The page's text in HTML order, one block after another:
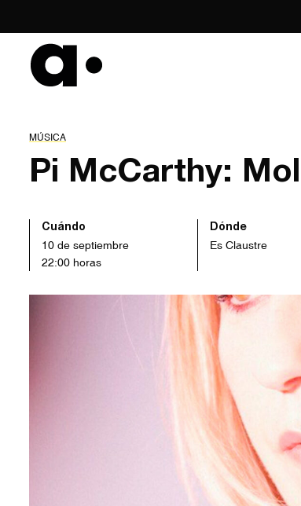
content
MÚSICA
Pi McCarthy:
Cuándo
10 de septiembre
22:00 horas
Dónde
Es Claustre